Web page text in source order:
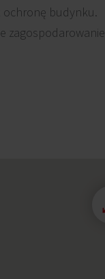
ochronę budynku.
zagospodarowanie